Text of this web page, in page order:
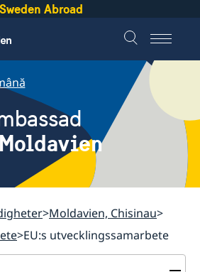
Sweden Abroad
Moldavien, Chisinau
EU:s utvecklingssamarbete